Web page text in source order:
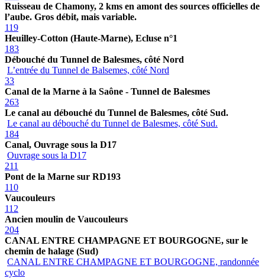
Ruisseau de Chamony, 2 kms en amont des sources officielles de
l’aube. Gros débit, mais variable.
119
Heuilley-Cotton (Haute-Marne), Ecluse n°1
183
Débouché du Tunnel de Balesmes, côté Nord
L’entrée du Tunnel de Balsemes, côté Nord
33
Canal de la Marne à la Saône - Tunnel de Balesmes
263
Le canal au débouché du Tunnel de Balesmes, côté Sud.
Le canal au débouché du Tunnel de Balesmes, côté Sud.
184
Canal, Ouvrage sous la D17
Ouvrage sous la D17
211
Pont de la Marne sur RD193
110
Vaucouleurs
112
Ancien moulin de Vaucouleurs
204
CANAL ENTRE CHAMPAGNE ET BOURGOGNE, sur le
chemin de halage (Sud)
CANAL ENTRE CHAMPAGNE ET BOURGOGNE, randonnée
cyclo